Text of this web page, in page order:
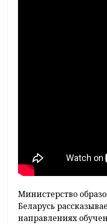
Министерство
Беларусь
направлениях